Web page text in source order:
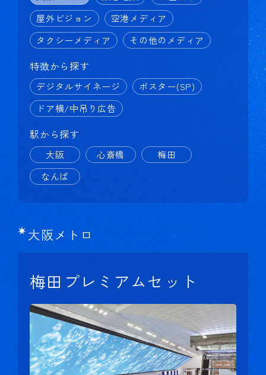
屋外ビジョン
空港メディア
タクシーメディア
その他のメディア
特徴から探す
デジタルサイネージ
ポスター(SP)
ドア横/中吊り広告
駅から探す
大阪 心斎橋
梅田
なんば
大阪メトロ
梅田プレミアムセット